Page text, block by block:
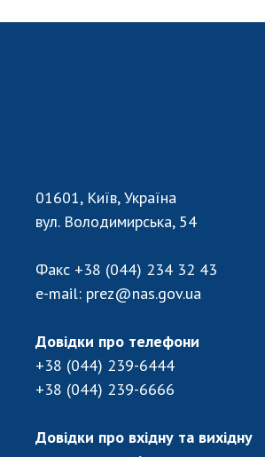
01601, Київ, Україна
вул. Володимирська, 54
Факс +38 (044) 234 32 43
e-mail: prez@nas.gov.ua
Довідки про телефони
+38 (044) 239-6444
+38 (044) 239-6666
Довідки про вхідну та вихідну